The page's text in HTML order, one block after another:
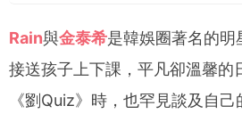
Rain與金泰希是韓娛圈著名的明
接送孩子上下課，平凡卻溫馨
《劉Quiz》時，也罕見談及自